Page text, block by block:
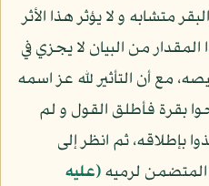
متشابه و لا يؤثر هذا الأثر
من البيان لا يجزي في
مع أن التأثير لله عز اسمه
بقرة فأطلق القول و لم
بإطلاقه، ثم انظر إلى
المتضمن لرميه(عليه